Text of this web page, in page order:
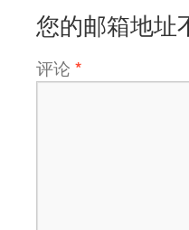
您的邮箱地址
评论 *